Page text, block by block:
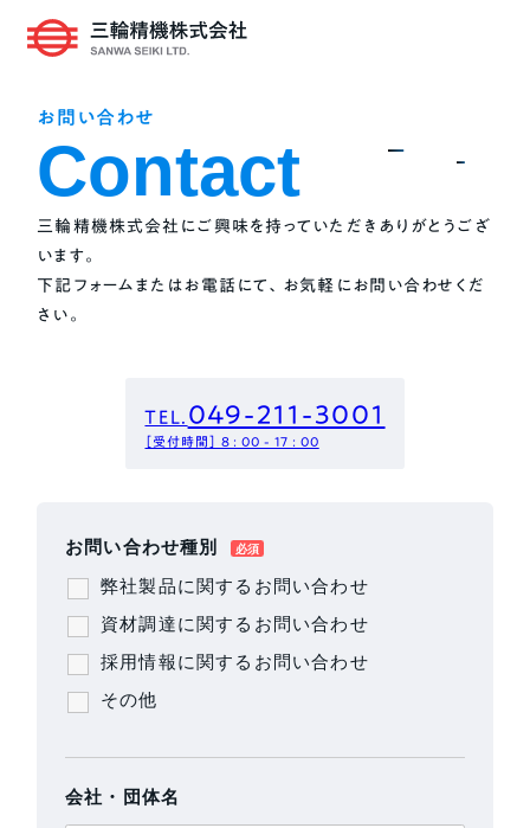
お問い合わせ
Contact
三輪精機株式会社にご興味を持っていただきありがとうござ
います。
下記フォームまたはお電話にて、お気軽にお問い合わせくだ
さい。
TEL. 049-211-3001
［受付時間］ 8 : 00 - 17 : 00
お問い合わせ種別
弊社製品に関するお問い合わせ
資材調達に関するお問い合わせ
採用情報に関するお問い合わせ
その他
会社・団体名